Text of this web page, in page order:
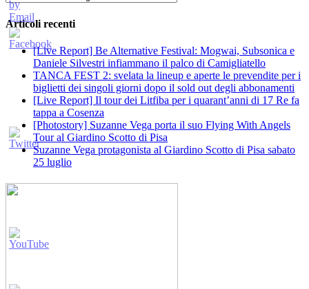
Articoli recenti
[Live Report] Be Alternative Festival: Mogwai, Subsonica e
Daniele Silvestri infiammano il palco di Camigliatello
TANCA FEST 2: svelata la lineup e aperte le prevendite per i
biglietti dei singoli giorni dopo il sold out degli abbonamenti
[Live Report] Il tour dei Litfiba per i quarant’anni di 17 Re fa
tappa a Cosenza
[Photostory] Suzanne Vega porta il suo Flying With Angels
Tour al Giardino Scotto di Pisa
Suzanne Vega protagonista al Giardino Scotto di Pisa sabato
25 luglio